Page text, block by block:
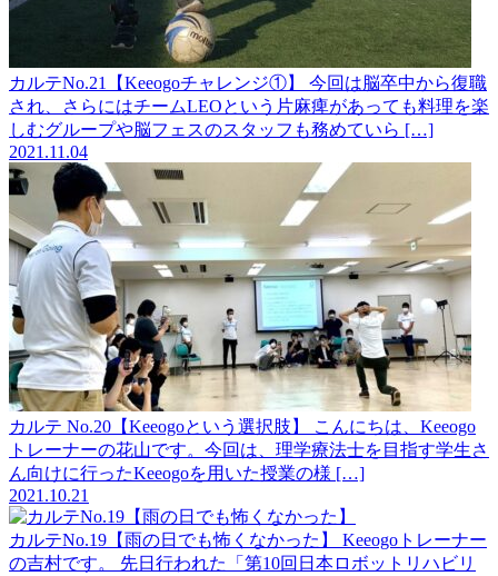
カルテNo.21【Keeogoチャレンジ①】
今回は脳卒中から復職
され、さらにはチームLEOという片麻痺があっても料理を楽
しむグループや脳フェスのスタッフも務めていら […]
2021.11.04
カルテ No.20【Keeogoという選択肢】
こんにちは、Keeogo
トレーナーの花山です。今回は、理学療法士を目指す学生さ
ん向けに行ったKeeogoを用いた授業の様 […]
2021.10.21
カルテNo.19【雨の日でも怖くなかった】
Keeogoトレーナー
の吉村です。 先日行われた「第10回日本ロボットリハビリ